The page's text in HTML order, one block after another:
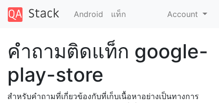
Android แท็ก Account
คำถามติดแท็ก google-
play-store
สำหรับคำถามที่เกี่ยวข้องกับที่เก็บเนื้อหาอย่างเป็นทางการ